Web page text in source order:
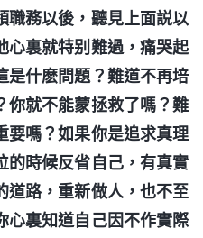
職務以後，聽見上面説以
心裏就特别難過，痛哭起
是什麽問題？難道不再培
你就不能蒙拯救了嗎？難
要嗎？如果你是追求真理
的時候反省自己，有真實
道路，重新做人，也不至
心裏知道自己因不作實際